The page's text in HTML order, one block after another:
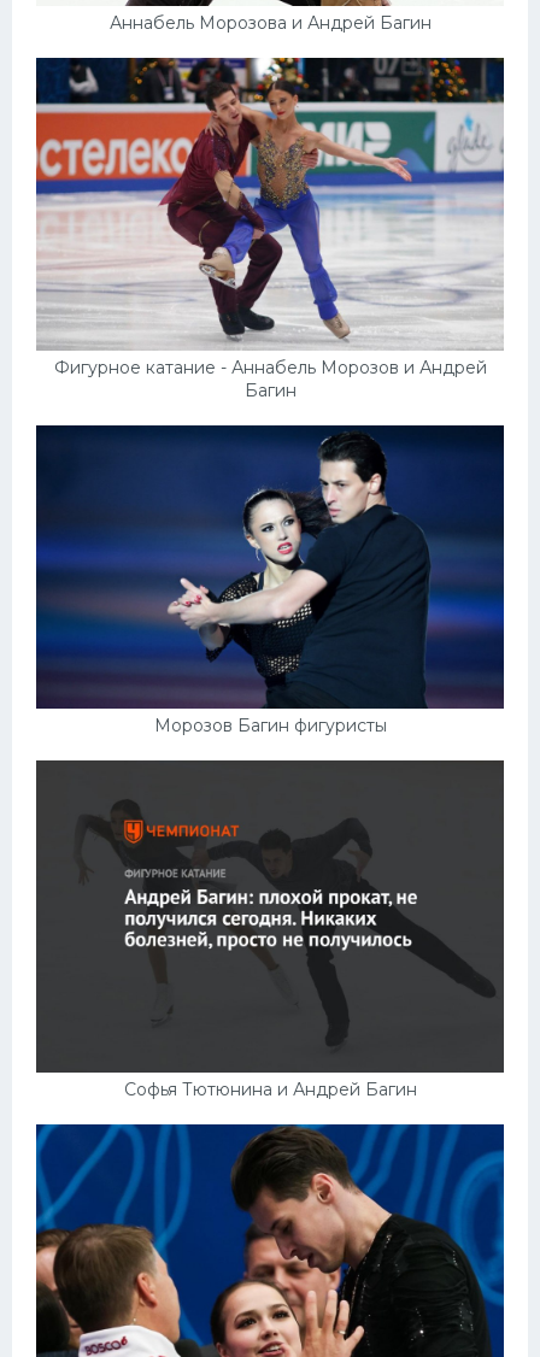
Аннабель Морозова и Андрей Багин
Фигурное катание - Аннабель Морозов и Андрей
Багин
Морозов Багин фигуристы
Софья Тютюнина и Андрей Багин